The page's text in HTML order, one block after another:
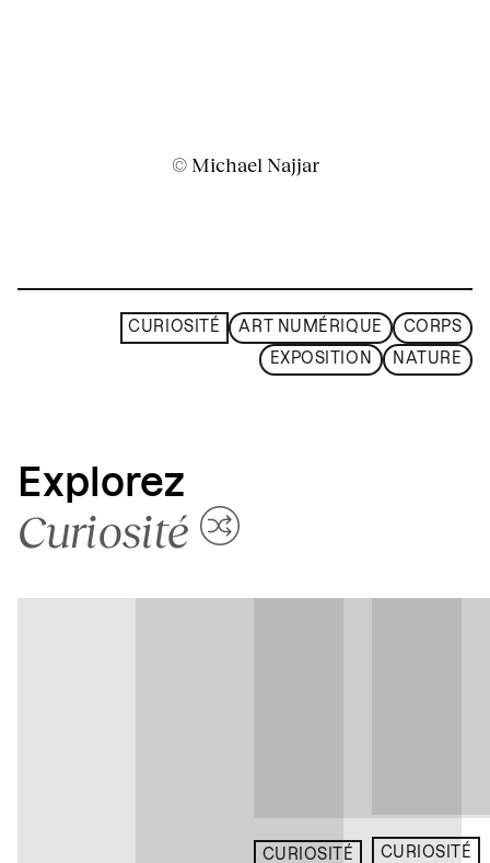
© Michael Najjar
CURIOSITÉ ART NUMÉRIQUE CORPS
EXPOSITION NATURE
Explorez
Curiosité
CURIOSITÉ CURIOSITÉ